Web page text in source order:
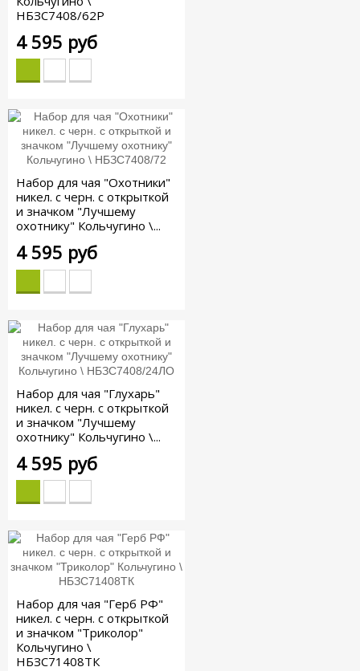
НБЗС7408/62Р
4 595 руб
Набор для чая "Охотники"
никел. с черн. с открыткой
и значком "Лучшему
охотнику" Кольчугино \...
4 595 руб
Набор для чая "Глухарь"
никел. с черн. с открыткой
и значком "Лучшему
охотнику" Кольчугино \...
4 595 руб
Набор для чая "Герб РФ"
никел. с черн. с открыткой
и значком "Триколор"
Кольчугино \
НБЗС71408ТК